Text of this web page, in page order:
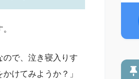
で、泣き寝入りす
けてみようか？」